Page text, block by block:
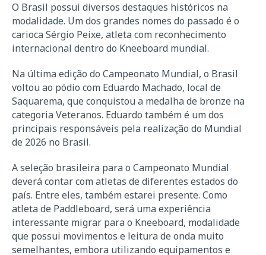
O Brasil possui diversos destaques históricos na
modalidade. Um dos grandes nomes do passado é o
carioca Sérgio Peixe, atleta com reconhecimento
internacional dentro do Kneeboard mundial.
Na última edição do Campeonato Mundial, o Brasil
voltou ao pódio com Eduardo Machado, local de
Saquarema, que conquistou a medalha de bronze na
categoria Veteranos. Eduardo também é um dos
principais responsáveis pela realização do Mundial
de 2026 no Brasil.
A seleção brasileira para o Campeonato Mundial
deverá contar com atletas de diferentes estados do
país. Entre eles, também estarei presente. Como
atleta de Paddleboard, será uma experiência
interessante migrar para o Kneeboard, modalidade
que possui movimentos e leitura de onda muito
semelhantes, embora utilizando equipamentos e